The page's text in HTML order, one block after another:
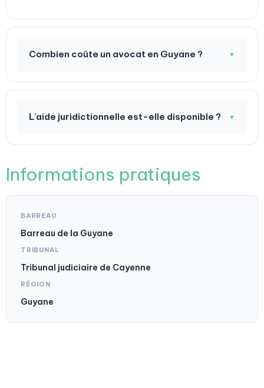
Combien coûte un avocat en Guyane ? ▼
L'aide juridictionnelle est-elle disponible ? ▼
Informations pratiques
BARREAU
Barreau de la Guyane
TRIBUNAL
Tribunal judiciaire de Cayenne
RÉGION
Guyane